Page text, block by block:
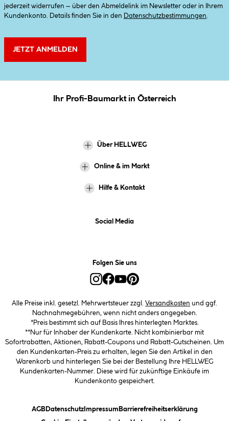
jederzeit widerrufen – über den Abmeldelink im Newsletter oder in Ihrem
Kundenkonto. Details finden Sie in den
Datenschutzbestimmungen
JETZT ANMELDEN
Ihr Profi-Baumarkt in Österreich
Über HELLWEG
Online & im Markt
Hilfe & Kontakt
Social Media
Folgen Sie uns
Alle Preise inkl. gesetzl. Mehrwertsteuer zzgl. Versandkosten und ggf.
Nachnahmegebühren, wenn nicht anders angegeben.
*Preis bestimmt sich auf Basis Ihres hinterlegten Marktes.
**Nur für Inhaber der Kundenkarte. Nicht kombinierbar mit
Sofortrabatten, Aktionen, Rabatt-Coupons und Rabatt-Gutscheinen. Um
den Kundenkarten-Preis zu erhalten, legen Sie den Artikel in den
Warenkorb und hinterlegen Sie bei der Bestellung Ihre HELLWEG
Kundenkarten-Nummer. Diese wird für zukünftige Einkäufe im
Kundenkonto gespeichert.
AGB(öffnet ein Dialogfeld)
Datenschutz(öffnet ein Dialogfeld)
Impressum(öffnet ein Dialogfeld)
Barrierefreiheitserklärung(öffnet